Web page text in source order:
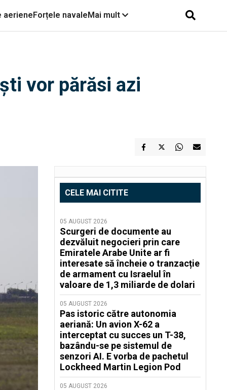
aerieneForțele navaleMai mult
vor părăsi azi
CELE MAI CITITE
05 AUGUST 2026
Scurgeri de documente au
dezvăluit negocieri prin care
Emiratele Arabe Unite ar fi
interesate să încheie o tranzacție
de armament cu Israelul în
valoare de 1,3 miliarde de dolari
05 AUGUST 2026
Pas istoric către autonomia
aeriană: Un avion X-62 a
interceptat cu succes un T-38,
bazându-se pe sistemul de
senzori AI. E vorba de pachetul
Lockheed Martin Legion Pod
05 AUGUST 2026